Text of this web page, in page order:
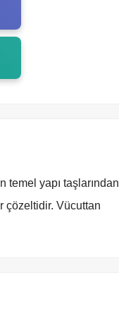
yapı taşlarından
çözeltidir. Vücuttan